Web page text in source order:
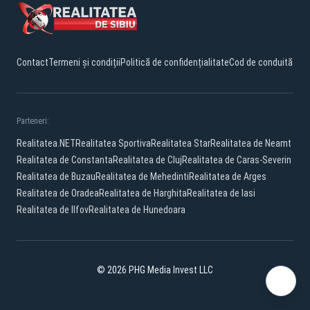
ContactTermeni și condițiiPolitică de confidențialitateCod de conduită
Parteneri:
Realitatea.NETRealitatea SportivaRealitatea StarRealitatea de Neamt
Realitatea de ConstantaRealitatea de ClujRealitatea de Caras-Severin
Realitatea de BuzauRealitatea de MehedintiRealitatea de Arges
Realitatea de OradeaRealitatea de HarghitaRealitatea de Iasi
Realitatea de IlfovRealitatea de Hunedoara
© 2026 PHG Media Invest LLC